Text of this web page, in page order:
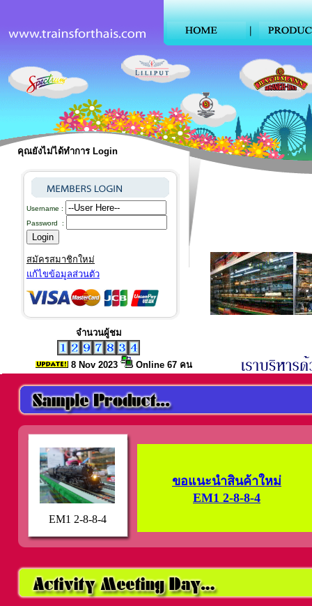
คุณยังไม่ได้ทำการ Login
Username :
Password :
สมัครสมาชิกใหม่
แก้ไขข้อมูลส่วนตัว
จำนวนผู้ชม
8 Nov 2023 Online 67 คน
ขอแนะนำสินค้าใหม่
EM1 2-8-8-4
EM1 2-8-8-4